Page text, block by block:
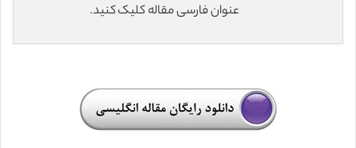
عنوان فارسی مقاله کلیک کنید.